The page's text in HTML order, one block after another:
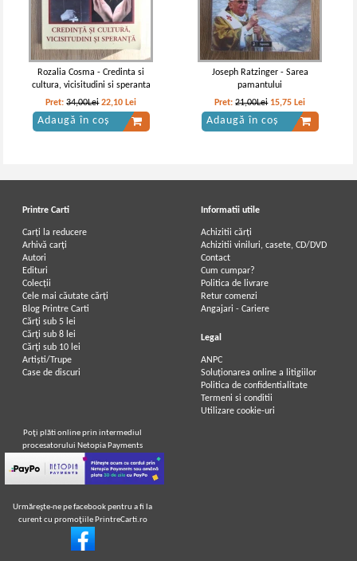
Rozalia Cosma - Credinta si
cultura, vicisitudini si speranta
Pret:34,00Lei 22,10 Lei
Adaugă în coș
Joseph Ratzinger - Sarea
pamantului
Pret:21,00Lei 15,75 Lei
Adaugă în coș
Printre Carti
Carți la reducere
Arhivă carți
Autori
Edituri
Colecții
Cele mai căutate cărți
Blog Printre Carti
Cărţi sub 5 lei
Cărţi sub 8 lei
Cărţi sub 10 lei
Artiști/Trupe
Case de discuri
Informatii utile
Achizitii cărți
Achizitii viniluri, casete, CD/DVD
Contact
Cum cumpar?
Politica de livrare
Retur comenzi
Angajari - Cariere
Legal
ANPC
Soluționarea online a litigiilor
Politica de confidentialitate
Termeni si conditii
Utilizare cookie-uri
Poţi plăti online prin intermediul
procesatorului Netopia Payments
Urmăreşte-ne pe facebook pentru a fi la
curent cu promoţiile PrintreCarti.ro